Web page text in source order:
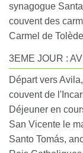
synagogue
couvent des
Carmel de
3EME JOUR :
Départ vers
couvent de
Déjeuner en
San Vicente le
Santo Tomás,